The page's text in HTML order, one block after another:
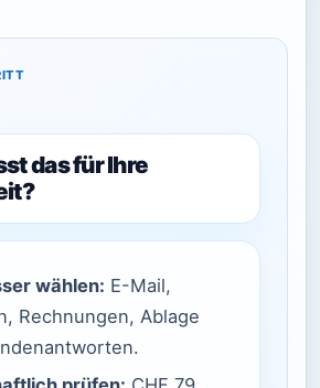
das für Ihre
wählen: E-Mail,
Rechnungen, Ablage